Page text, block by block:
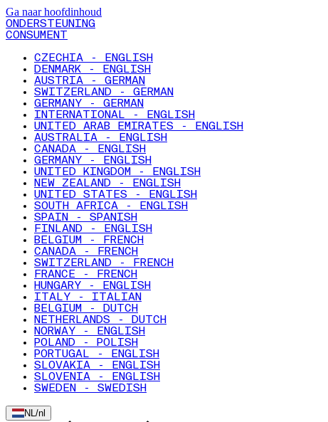
Ga naar hoofdinhoud
ONDERSTEUNING
CONSUMENT
CZECHIA - ENGLISH
DENMARK - ENGLISH
AUSTRIA - GERMAN
SWITZERLAND - GERMAN
GERMANY - GERMAN
INTERNATIONAL - ENGLISH
UNITED ARAB EMIRATES - ENGLISH
AUSTRALIA - ENGLISH
CANADA - ENGLISH
GERMANY - ENGLISH
UNITED KINGDOM - ENGLISH
NEW ZEALAND - ENGLISH
UNITED STATES - ENGLISH
SOUTH AFRICA - ENGLISH
SPAIN - SPANISH
FINLAND - ENGLISH
BELGIUM - FRENCH
CANADA - FRENCH
SWITZERLAND - FRENCH
FRANCE - FRENCH
HUNGARY - ENGLISH
ITALY - ITALIAN
BELGIUM - DUTCH
NETHERLANDS - DUTCH
NORWAY - ENGLISH
POLAND - POLISH
PORTUGAL - ENGLISH
SLOVAKIA - ENGLISH
SLOVENIA - ENGLISH
SWEDEN - SWEDISH
NL/nl